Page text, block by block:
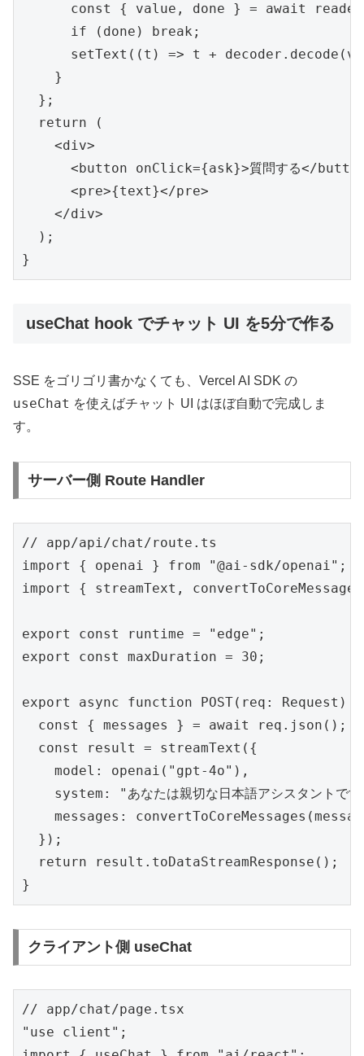
const { value, done } = await
      if (done) break;
setText((t) => t +
    }
  };
  return (
    <div>
<button onClick={ask}>質問する</
      <pre>{text}</pre>
    </div>
  );
}
useChat hook でチャット UI を5分で作る
SSE をゴリゴリ書かなくても、Vercel AI SDK の
useChat を使えばチャット UI はほぼ自動で完成しま
す。
サーバー側 Route Handler
// app/api/chat/route.ts
import { openai } from "@ai-sdk/openai";
import { streamText,
export const runtime = "edge";
export const maxDuration = 30;
export async function POST(req: Request) {
  const { messages } = await req.json();
  const result = streamText({
    model: openai("gpt-4o"),
system: "あなたは親切な日本語アシスタントで
messages:
  });
  return result.toDataStreamResponse();
}
クライアント側 useChat
// app/chat/page.tsx
"use client";